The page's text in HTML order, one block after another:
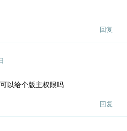
回复
以给个版主权限吗
回复